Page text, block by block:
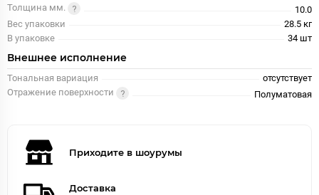
Толщина мм.
10.0
Вес упаковки
28.5 кг
В упаковке
34 шт
Внешнее исполнение
Тональная вариация
отсутствует
Отражение поверхности
Полуматовая
Приходите в шоурумы
Доставка